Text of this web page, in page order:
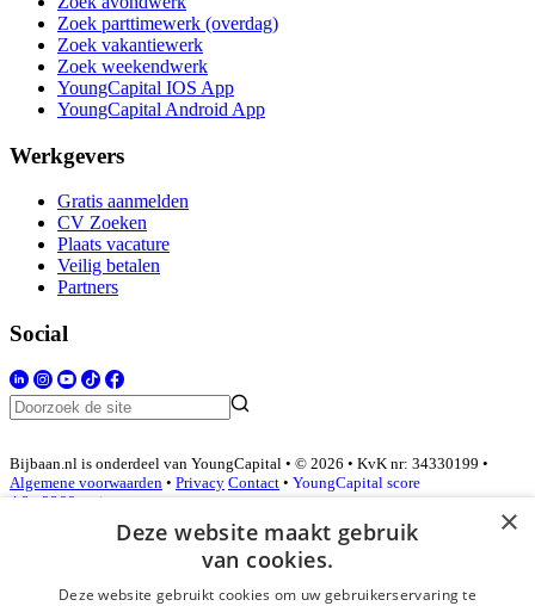
Zoek parttimewerk (overdag)
Zoek vakantiewerk
Zoek weekendwerk
YoungCapital IOS App
YoungCapital Android App
Werkgevers
Gratis aanmelden
CV Zoeken
Plaats vacature
Veilig betalen
Partners
Social
Bijbaan.nl is onderdeel van YoungCapital • © 2026 • KvK nr: 34330199 •
Algemene voorwaarden • Privacy Contact • YoungCapital score
4.3 - 3366 reviews
Inloggen als bedrijf
×
Deze website maakt gebruik
van cookies.
Deze website gebruikt cookies om uw gebruikerservaring te